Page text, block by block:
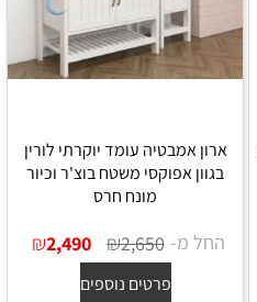
ארון אמבטיה עומד יוקרתי לורין
בגוון אפוקסי משטח בוצ'ר וכיור
מונח חרס
החל מ- ₪2,650
₪2,490
פרטים נוספים